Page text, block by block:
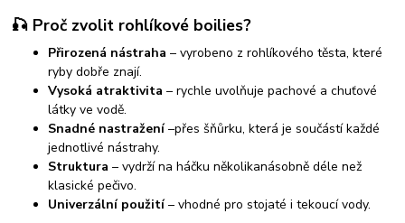
🎣 Proč zvolit rohlíkové boilies?
Přirozená nástraha – vyrobeno z rohlíkového těsta, které
ryby dobře znají.
Vysoká atraktivita – rychle uvolňuje pachové a chuťové
látky ve vodě.
Snadné nastražení–přes šňůrku, která je součástí každé
jednotlivé nástrahy.
Struktura – vydrží na háčkuněkolikanásobně déle než
klasické pečivo.
Univerzální použití– vhodné pro stojaté i tekoucí vody.